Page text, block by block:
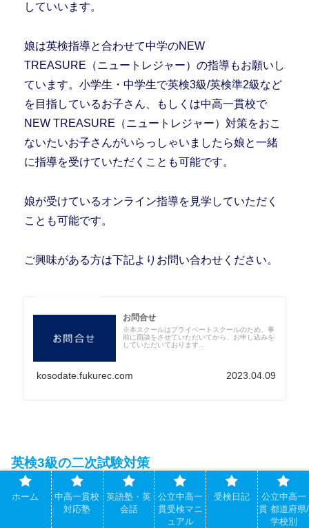
していいます。
娘は英検指導と合わせて中学のNEW
TREASURE（ニュートレジャー）の指導もお願いし
ています。小学生・中学生で英検3級/英検準2級など
を目指しているお子さん、もしくは中高一貫校で
NEW TREASURE（ニュートレジャー）対策をおこ
ないたいお子さんがいらっしゃいましたら娘と一緒
に指導を受けていただくことも可能です。
娘が受けているオンライン指導を見学していただく
ことも可能です。
ご興味がある方は下記よりお問い合わせください。
お問合せ
※本スクールはプライベートスクールのため、事
前に面談をさせていただいてから、お申し込みを
していただいております...
kosodate.fukurec.com 2023.04.09
英検3級の二次試験対策
英検3級の一次試験の合格がわかってから約１週間後に二
ホーム
中高一貫校
対応塾
英語塾・英
会話
公立中高一
貫受検マニ
ュアル
受検日記
公立中高一
貫 都道府県/
学校別